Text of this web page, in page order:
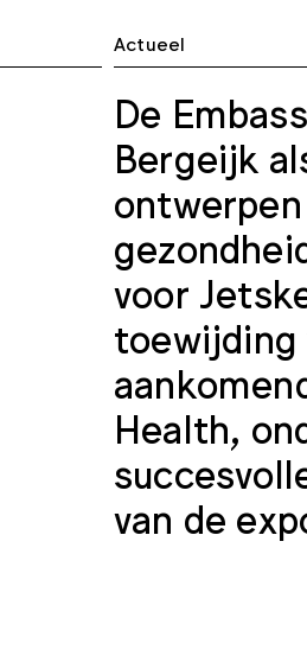
Actueel
De
Bergeijk
voor
toewijding
Health,
van de